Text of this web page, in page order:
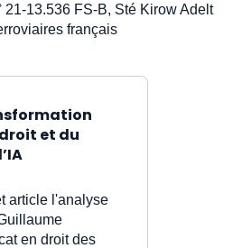
21-13.536 FS-B, Sté Kirow Adelt
français
et du
article l'analyse
en droit des